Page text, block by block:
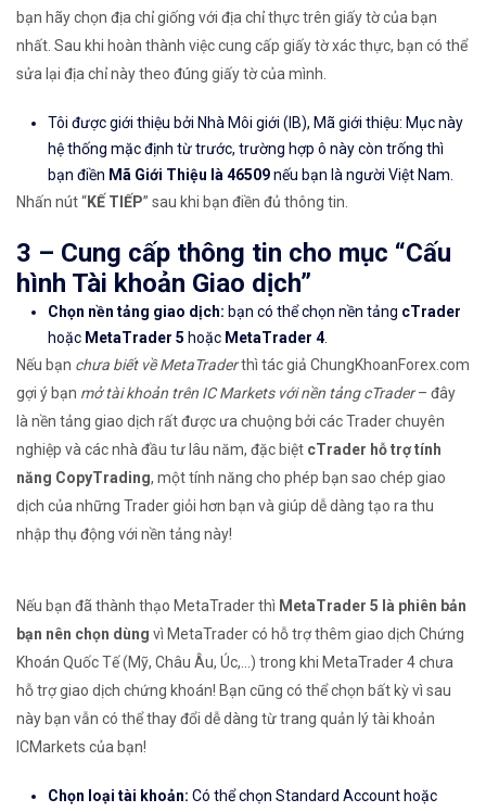
bạn hãy chọn địa chỉ giống với địa chỉ thực trên giấy tờ của bạn
nhất. Sau khi hoàn thành việc cung cấp giấy tờ xác thực, bạn có thể
sửa lại địa chỉ này theo đúng giấy tờ của mình.
Tôi được giới thiệu bởi Nhà Môi giới (IB), Mã giới thiệu: Mục này
hệ thống mặc định từ trước, trường hợp ô này còn trống thì
bạn điền Mã Giới Thiệu là 46509nếu bạn là người Việt Nam.
Nhấn nút “KẾ TIẾP” sau khi bạn điền đủ thông tin.
3 – Cung cấp thông tin cho mục “Cấu
hình Tài khoản Giao dịch”
Chọn nền tảng giao dịch: bạn có thể chọn nền tảng cTrader
hoặc MetaTrader 5 hoặc MetaTrader 4.
Nếu bạn chưa biết về MetaTraderthì tác giả ChungKhoanForex.com
gợi ý bạn mở tài khoản trên IC Markets với nền tảng cTrader– đây
là nền tảng giao dịch rất được ưa chuộng bởi các Trader chuyên
nghiệp và các nhà đầu tư lâu năm, đặc biệt cTrader hỗ trợ tính
năng CopyTrading, một tính năng cho phép bạn sao chép giao
dịch của những Trader giỏi hơn bạn và giúp dễ dàng tạo ra thu
nhập thụ động với nền tảng này!
Nếu bạn đã thành thạo MetaTrader thì MetaTrader 5 là phiên bản
bạn nên chọn dùng vì MetaTrader có hỗ trợ thêm giao dịch Chứng
Khoán Quốc Tế (Mỹ, Châu Âu, Úc,…) trong khi MetaTrader 4 chưa
hỗ trợ giao dịch chứng khoán! Bạn cũng có thể chọn bất kỳ vì sau
này bạn vẫn có thể thay đổi dễ dàng từ trang quản lý tài khoản
ICMarkets của bạn!
Chọn loại tài khoản: Có thể chọn Standard Account hoặc